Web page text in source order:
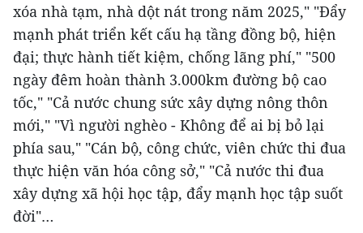
xóa nhà tạm, nhà dột nát trong năm 2025," "Đẩy
mạnh phát triển kết cấu hạ tầng đồng bộ, hiện
đại; thực hành tiết kiệm, chống lãng phí," "500
ngày đêm hoàn thành 3.000km đường bộ cao
tốc," "Cả nước chung sức xây dựng nông thôn
mới," "Vì người nghèo - Không để ai bị bỏ lại
phía sau," "Cán bộ, công chức, viên chức thi đua
thực hiện văn hóa công sở," "Cả nước thi đua
xây dựng xã hội học tập, đẩy mạnh học tập suốt
đời"…